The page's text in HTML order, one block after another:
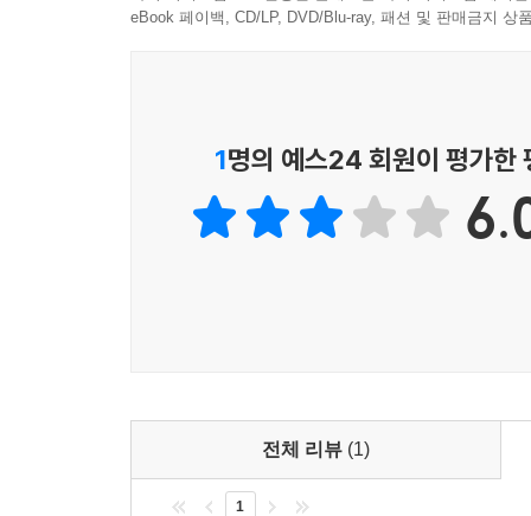
eBook 페이백, CD/LP, DVD/Blu-ray, 패션 및 판매금지 상
1명의 예스24 회원이 평가한
전체 리뷰 (1)
1